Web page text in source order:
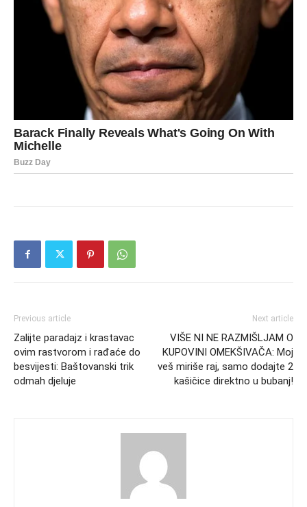
Previous article
Zalijte paradajz i krastavac
ovim rastvorom i rađaće do
besvijesti: Baštovanski trik
odmah djeluje
Next article
VIŠE NI NE RAZMIŠLJAM O
KUPOVINI OMEKŠIVAČA: Moj
veš miriše raj, samo dodajte 2
kašičice direktno u bubanj!